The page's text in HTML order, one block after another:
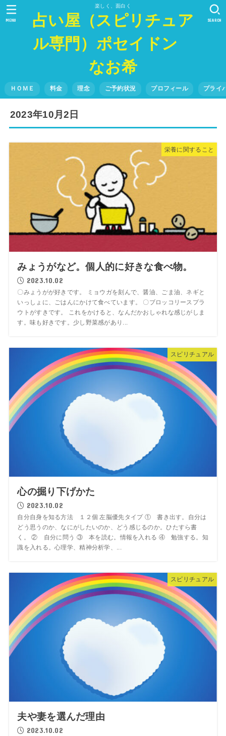
楽しく、面白く
占い屋（スピリチュア
ル専門）ポセイドン
なお希
ＨＯＭＥ 料金 理念 ご予約状況 プロフィール プライ
SEARCH
MENU
2023年10月2日
栄養に関すること
みょうがなど。個人的に好きな食べ物。
2023.10.02
〇みょうがが好きです。 ミョウガを刻んで、醤油、ごま油、ネギと
いっしょに、ごはんにかけて食べています。 〇ブロッコリースプラ
ウトがすきです。 これをかけると、なんだかおしゃれな感じがしま
す。味も好きです。少し野菜感があり...
スピリチュアル
心の掘り下げかた
2023.10.02
自分自身を知る方法 １２個 左脳優先タイプ ① 書き出す。自分は
どう思うのか、なにがしたいのか、どう感じるのか。ひたすら書
く。 ② 自分に問う ③ 本を読む。情報を入れる ④ 勉強する。知
識を入れる。心理学、精神分析学、...
スピリチュアル
夫や妻を選んだ理由
2023.10.02